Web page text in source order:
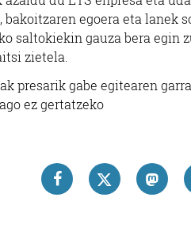
egoera eta lanek
saltokiekin gauza bera
zietela.
presarik gabe egitearen
ez gertatzeko